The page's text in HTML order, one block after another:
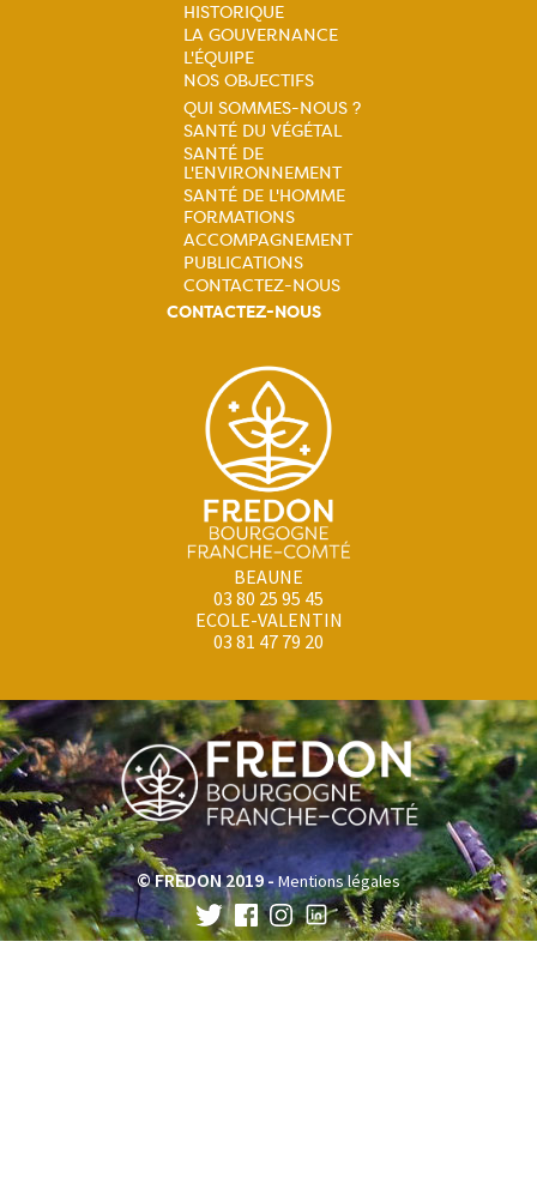
Navigation
principale
HISTORIQUE
LA GOUVERNANCE
L'ÉQUIPE
NOS OBJECTIFS
Navigation
principale
QUI SOMMES-NOUS ?
SANTÉ DU VÉGÉTAL
SANTÉ DE
L'ENVIRONNEMENT
SANTÉ DE L'HOMME
FORMATIONS
ACCOMPAGNEMENT
PUBLICATIONS
CONTACTEZ-NOUS
CONTACTEZ-NOUS
BEAUNE
03 80 25 95 45
ECOLE-VALENTIN
03 81 47 79 20
© FREDON 2019 -Mentions légales